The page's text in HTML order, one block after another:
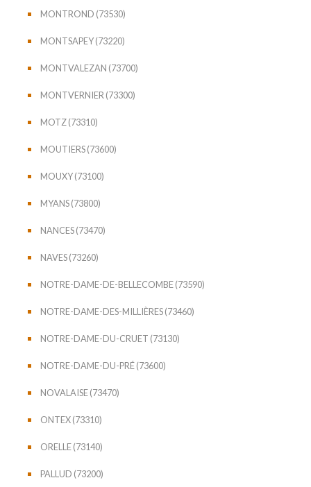
MONTROND (73530)
MONTSAPEY (73220)
MONTVALEZAN (73700)
MONTVERNIER (73300)
MOTZ (73310)
MOUTIERS (73600)
MOUXY (73100)
MYANS (73800)
NANCES (73470)
NAVES (73260)
NOTRE-DAME-DE-BELLECOMBE (73590)
NOTRE-DAME-DES-MILLIÈRES (73460)
NOTRE-DAME-DU-CRUET (73130)
NOTRE-DAME-DU-PRÉ (73600)
NOVALAISE (73470)
ONTEX (73310)
ORELLE (73140)
PALLUD (73200)